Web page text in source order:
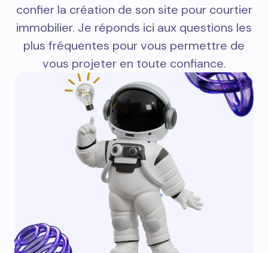
confier la création de son site pour courtier
immobilier. Je réponds ici aux questions les
plus fréquentes pour vous permettre de
vous projeter en toute confiance.